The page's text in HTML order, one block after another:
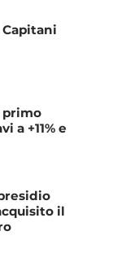
primo
a +11% e
il